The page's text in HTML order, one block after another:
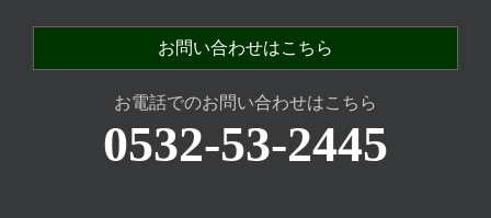
お問い合わせはこちら
お電話でのお問い合わせはこちら
0532-53-2445